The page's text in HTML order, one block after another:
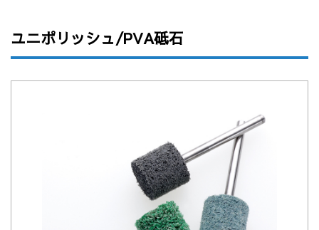
ユニポリッシュ/PVA砥石